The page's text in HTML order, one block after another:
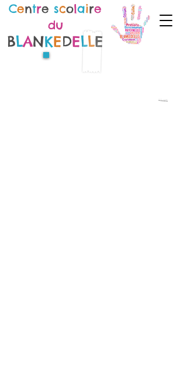
Centre scolaire
du
BLANKEDELLE